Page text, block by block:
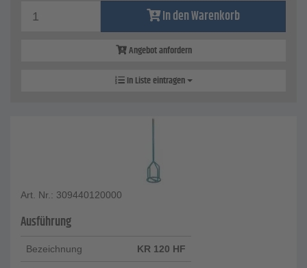
In den Warenkorb
Angebot anfordern
In Liste eintragen
Art. Nr.: 309440120000
Ausführung
Bezeichnung KR 120 HF